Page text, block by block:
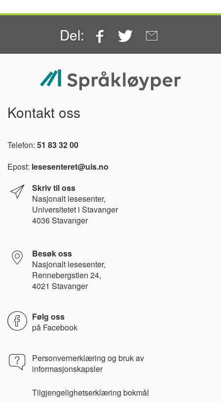
Del: Facebook
Twitter
Kontakt oss
Telefon: 51 83 32 00
Epost: lesesenteret@uis.no
Skriv til oss
Nasjonalt lesesenter,
Universitetet i Stavanger
4036 Stavanger
Besøk oss
Nasjonalt lesesenter,
Rennebergstien 24,
4021 Stavanger
Følg oss
på Facebook
Personvernerklæring og bruk av
informasjonskapsler
Tilgjengelighetserklæring bokmål